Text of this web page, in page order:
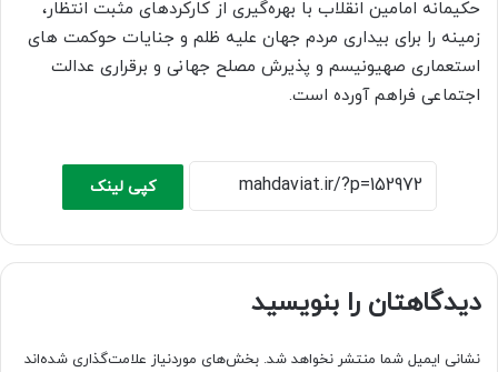
حکیمانه امامین انقلاب با بهره‌گیری از کارکرد‌های مثبت انتظار،
زمینه را برای بیداری مردم جهان علیه ظلم و جنایات حوکمت های
استعماری صهیونیسم و پذیرش مصلح جهانی و برقراری عدالت
اجتماعی فراهم آورده است.
کپی لینک
دیدگاهتان را بنویسید
نشانی ایمیل شما منتشر نخواهد شد. بخش‌های موردنیاز علامت‌گذاری شده‌اند